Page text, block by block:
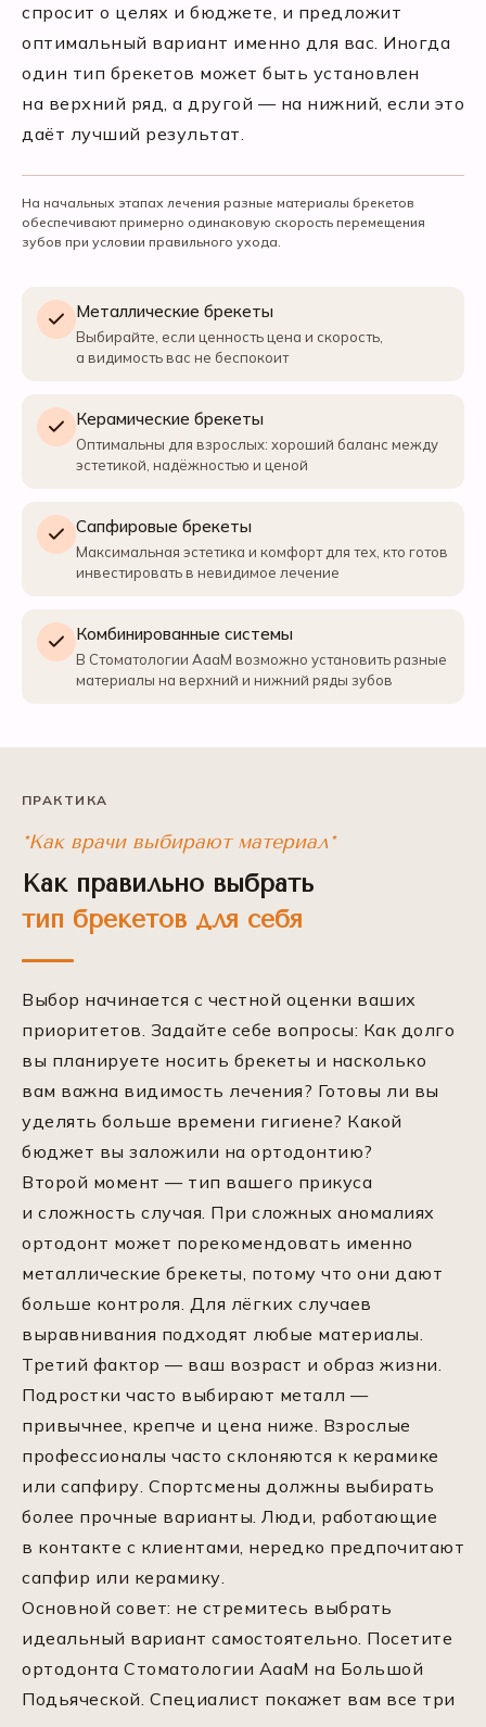
спросит о целях и бюджете, и предложит
оптимальный вариант именно для вас. Иногда
один тип брекетов может быть установлен
на верхний ряд, а другой — на нижний, если это
даёт лучший результат.
На начальных этапах лечения разные материалы брекетов
обеспечивают примерно одинаковую скорость перемещения
зубов при условии правильного ухода.
Металлические брекеты
Выбирайте, если ценность цена и скорость,
а видимость вас не беспокоит
Керамические брекеты
Оптимальны для взрослых: хороший баланс между
эстетикой, надёжностью и ценой
Сапфировые брекеты
Максимальная эстетика и комфорт для тех, кто готов
инвестировать в невидимое лечение
Комбинированные системы
В Стоматологии АааМ возможно установить разные
материалы на верхний и нижний ряды зубов
ПРАКТИКА
*Как врачи выбирают материал*
Как правильно выбрать
тип брекетов для себя
Выбор начинается с честной оценки ваших
приоритетов. Задайте себе вопросы: Как долго
вы планируете носить брекеты и насколько
вам важна видимость лечения? Готовы ли вы
уделять больше времени гигиене? Какой
бюджет вы заложили на ортодонтию?
Второй момент — тип вашего прикуса
и сложность случая. При сложных аномалиях
ортодонт может порекомендовать именно
металлические брекеты, потому что они дают
больше контроля. Для лёгких случаев
выравнивания подходят любые материалы.
Третий фактор — ваш возраст и образ жизни.
Подростки часто выбирают металл —
привычнее, крепче и цена ниже. Взрослые
профессионалы часто склоняются к керамике
или сапфиру. Спортсмены должны выбирать
более прочные варианты. Люди, работающие
в контакте с клиентами, нередко предпочитают
сапфир или керамику.
Основной совет: не стремитесь выбрать
идеальный вариант самостоятельно. Посетите
ортодонта Стоматологии АааМ на Большой
Подьяческой. Специалист покажет вам все три